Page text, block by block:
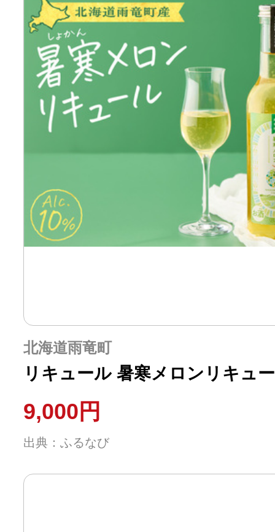
北海道雨竜町
リキュール 暑寒メロンリキュ
9,000円
出典：ふるなび